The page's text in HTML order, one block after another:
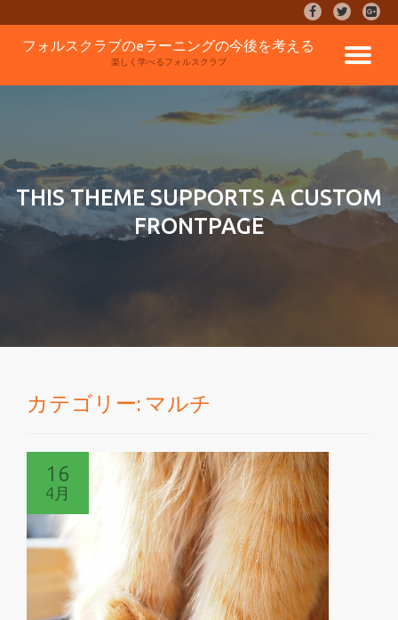
キ
ッ
fa-
facebook
fa-
twitter
fa-
plus-
square
ナ
ビ
ゲ
ー
フォルスクラブのeラーニングの今後を考える
楽しく学べるフォルスクラブ
THIS THEME SUPPORTS A CUSTOM
FRONTPAGE
カテゴリー: マルチ
16
4月